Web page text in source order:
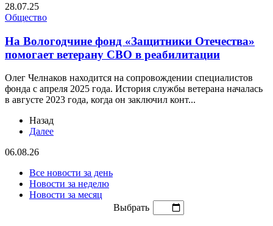
28.07.25
Общество
На Вологодчине фонд «Защитники Отечества»
помогает ветерану СВО в реабилитации
Олег Челнаков находится на сопровождении специалистов
фонда с апреля 2025 года. История службы ветерана началась
в августе 2023 года, когда он заключил конт...
Назад
Далее
06.08.26
Все новости за день
Новости за неделю
Новости за месяц
Выбрать